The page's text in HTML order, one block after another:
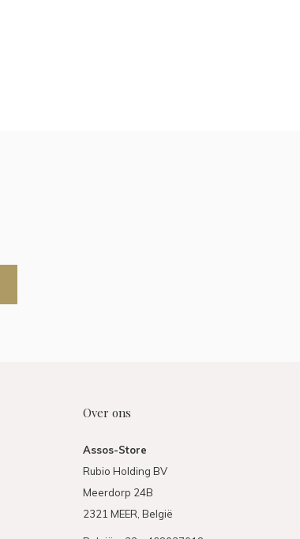
Over ons
Assos-Store
Rubio Holding BV
Meerdorp 24B
2321 MEER, België